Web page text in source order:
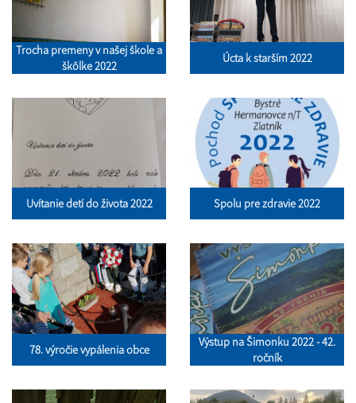
Trocha premeny v našej škole a
škôlke 2022
Úcta k starším 2022
Uvítanie detí do života 2022 Spolu pre zdravie 2022
78. výročie vypálenia obce
Výstup na Šimonku 2022 - 42.
ročník